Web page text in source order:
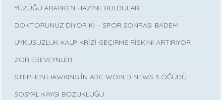
YÜZÜĞÜ ARARKEN HAZİNE BULDULAR
DOKTORUNUZ DİYOR Kİ – SPOR SONRASI BADEM
UYKUSUZLUK KALP KRİZİ GEÇİRME RİSKİNİ ARTIRIYOR
ZOR EBEVEYNLER
STEPHEN HAWKING‘İN ABC WORLD NEWS 3 ÖĞÜDÜ
SOSYAL KAYGI BOZUKLUĞU